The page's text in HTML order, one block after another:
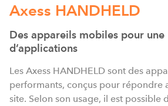
Axess HANDHELD
Des appareils mobiles pour
d’applications
Les Axess HANDHELD sont des
performants, conçus pour répondre
site. Selon son usage, il est possible